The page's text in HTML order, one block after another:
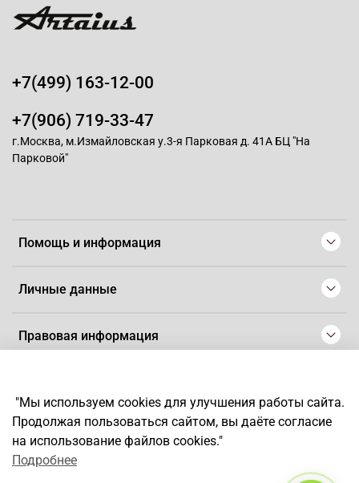
Помощь и информация
Личные данные
Правовая информация
+7(499) 163-12-00
+7(906) 719-33-47
г.Москва, м.Измайловская у.3-я Парковая д. 41А БЦ "На
Парковой"
*Любое использование контента без письменного разрешения
запрещено
"Мы используем cookies для улучшения работы сайта.
Продолжая пользоваться сайтом, вы даёте согласие
на использование файлов cookies."
Подробнее